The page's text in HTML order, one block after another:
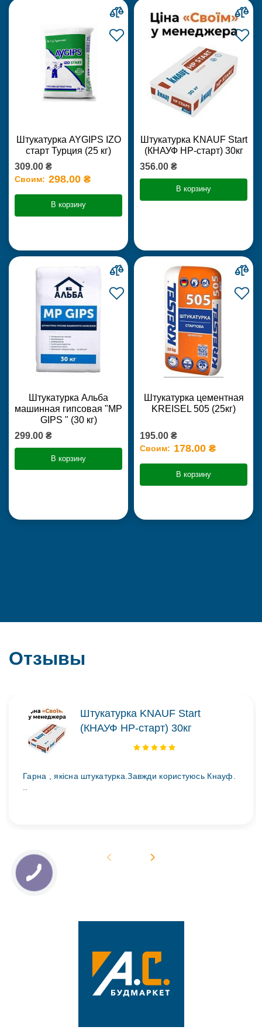
Штукатурка AYGIPS IZO
старт Турция (25 кг)
309.00 ₴
Своим: 298.00 ₴
В корзину
Штукатурка KNAUF Start
(КНАУФ НР-старт) 30кг
356.00 ₴
В корзину
Штукатурка Альба
машинная гипсовая "MP
GIPS " (30 кг)
299.00 ₴
В корзину
Штукатурка цементная
KREISEL 505 (25кг)
195.00 ₴
Своим: 178.00 ₴
В корзину
Отзывы
Штукатурка KNAUF Start
(КНАУФ НР-старт) 30кг
Гарна , якісна штукатурка.Завжди користуюсь Кнауф.
..